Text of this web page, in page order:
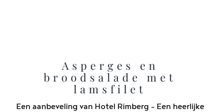
Asperges en
broodsalade met
lamsfilet
Een aanbeveling van Hotel Rimberg - Een heerlijke